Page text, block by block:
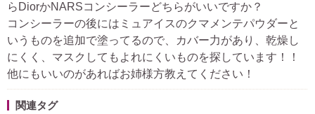
らDiorかNARSコンシーラーどちらがいいですか？
コンシーラーの後にはミュアイスのクマメンテパウダーと
いうものを追加で塗ってるので、カバー力があり、乾燥し
にくく、マスクしてもよれにくいものを探しています！！
他にもいいのがあればお姉様方教えてください！
関連タグ